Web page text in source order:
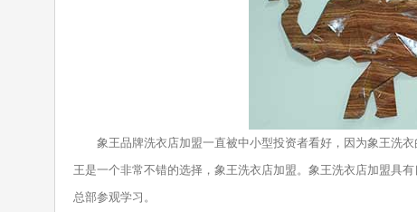
象王品牌洗衣店加盟一直被中小型投资者看好，因为象王洗衣
王是一个非常不错的选择，象王洗衣店加盟。象王洗衣店加盟具
总部参观学习。